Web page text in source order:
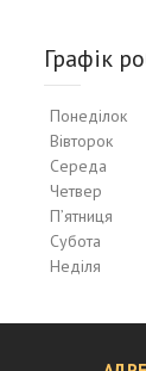
Графік
Понеділок
Вівторок
Середа
Четвер
Пʼятниця
Субота
Неділя